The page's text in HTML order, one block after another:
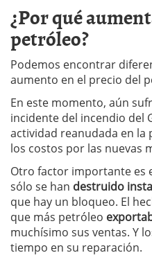
¿Por qué
petróleo?
Podemos encontrar
aumento en el precio del
En este momento, aún
incidente del incendio del
actividad reanudada en la
los costos por las nuevas
Otro factor importante es
sólo se han destruido
que hay un bloqueo. El
que más petróleo
muchísimo sus ventas. Y
tiempo en su reparación.